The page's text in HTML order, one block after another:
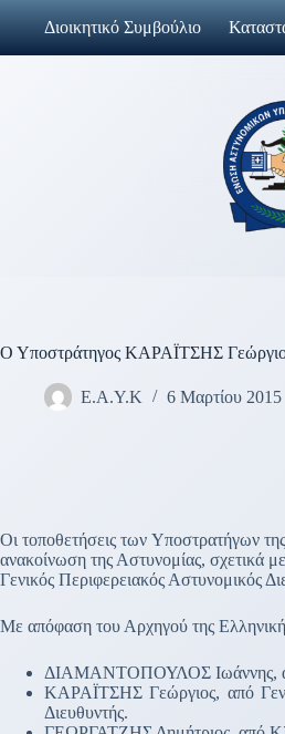
Διοικητικό Συμβούλιο
O Yποστράτηγος ΚΑΡΑΪΤΣΗΣ Γεώργιος,
Ε.Α.Υ.Κ 6 Μαρτίου 2015
Οι τοποθετήσεις των Υποστρατήγων
ανακοίνωση της Αστυνομίας, σχετικά
Γενικός Περιφερειακός Αστυνομικός
Με απόφαση του Αρχηγού της
ΔΙΑΜΑΝΤΟΠΟΥΛΟΣ Ιωάννης, από
ΚΑΡΑΪΤΣΗΣ Γεώργιος, από
Διευθυντής.